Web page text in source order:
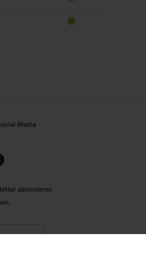
Media
Tab)
neuem Tab)
(öffnet in neuem Tab)
abonnieren